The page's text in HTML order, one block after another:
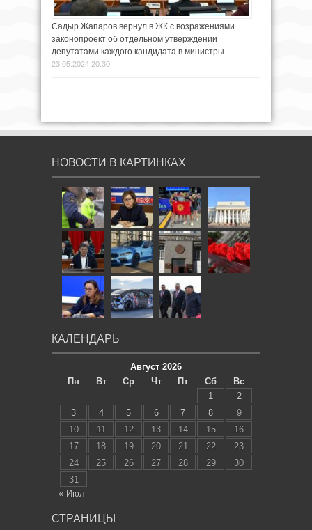
Садыр Жапаров вернул в ЖК с возражениями
законопроект об отдельном утверждении
депутатами каждого кандидата в министры
23.05.2024 20:30
НОВОСТИ В КАРТИНКАХ
КАЛЕНДАРЬ
Август 2026
Пн
Вт Ср Чт Пт Сб
Вс
1
2
3
4 5 6 7 8
9
10
11 12 13 14 15
16
17
18 19 20 21 22
23
24
25 26 27 28 29
30
31
« Июл
СТРАНИЦЫ